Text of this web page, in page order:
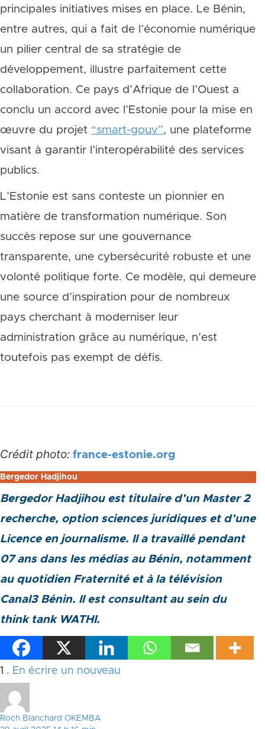
principales initiatives mises en place. Le Bénin,
entre autres, qui a fait de l’économie numérique
un pilier central de sa stratégie de
développement, illustre parfaitement cette
collaboration. Ce pays d’Afrique de l’Ouest a
conclu un accord avec l’Estonie pour la mise en
œuvre du projet “smart-gouv”, une plateforme
visant à garantir l’interopérabilité des services
publics.
L’Estonie est sans conteste un pionnier en
matière de transformation numérique. Son
succès repose sur une gouvernance
transparente, une cybersécurité robuste et une
volonté politique forte. Ce modèle, qui demeure
une source d’inspiration pour de nombreux
pays cherchant à moderniser leur
administration grâce au numérique, n’est
toutefois pas exempt de défis.
Crédit photo: france-estonie.org
Bergedor Hadjihou
Bergedor Hadjihou est titulaire d’un Master 2
recherche, option sciences juridiques et d’une
Licence en journalisme. Il a travaillé pendant
07 ans dans les médias au Bénin, notamment
au quotidien Fraternité et à la télévision
Canal3 Bénin. Il est consultant au sein du
think tank WATHI.
1 Commentaire
. En écrire un nouveau
Roch Blanchard OKEMBA